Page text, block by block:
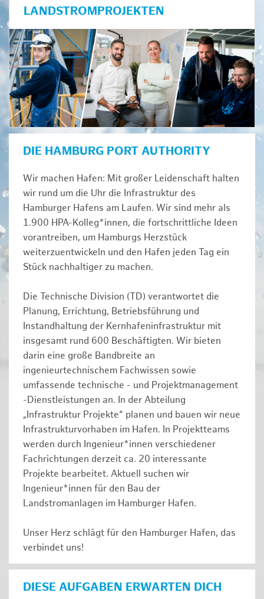
LANDSTROMPROJEKTEN
DIE HAMBURG PORT AUTHORITY
Wir machen Hafen: Mit großer Leidenschaft halten
wir rund um die Uhr die Infrastruktur des
Hamburger Hafens am Laufen. Wir sind mehr als
1.900 HPA-Kolleg*innen, die fortschrittliche Ideen
vorantreiben, um Hamburgs Herzstück
weiterzuentwickeln und den Hafen jeden Tag ein
Stück nachhaltiger zu machen.
Die Technische Division (TD) verantwortet die
Planung, Errichtung, Betriebsführung und
Instandhaltung der Kernhafeninfrastruktur mit
insgesamt rund 600 Beschäftigten. Wir bieten
darin eine große Bandbreite an
ingenieurtechnischem Fachwissen sowie
umfassende technische - und Projektmanagement
-Dienstleistungen an. In der Abteilung
„Infrastruktur Projekte“ planen und bauen wir neue
Infrastrukturvorhaben im Hafen. In Projektteams
werden durch Ingenieur*innen verschiedener
Fachrichtungen derzeit ca. 20 interessante
Projekte bearbeitet. Aktuell suchen wir
Ingenieur*innen für den Bau der
Landstromanlagen im Hamburger Hafen.
Unser Herz schlägt für den Hamburger Hafen, das
verbindet uns!
DIESE AUFGABEN ERWARTEN DICH